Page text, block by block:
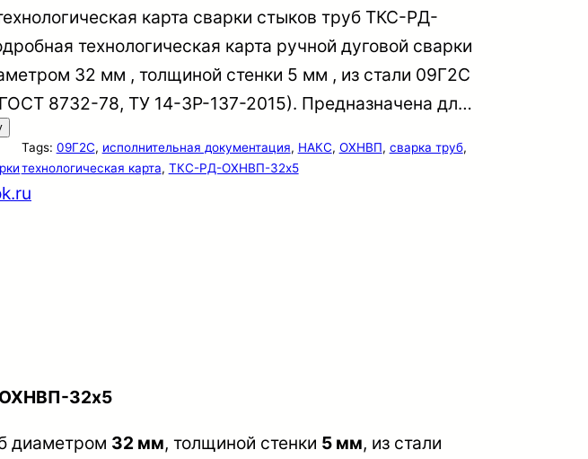
карта сварки стыков труб ТКС-РД-
технологическая карта ручной дуговой сварки
32 мм , толщиной стенки 5 мм , из стали 09Г2С
8732-78, ТУ 14-3Р-137-2015). Предназначена дл…
Tags: 09Г2С, исполнительная документация, НАКС, ОХНВП, сварка труб
технологическая карта, ТКС-РД-ОХНВП-32х5
ОХНВП-32х5
диаметром 32 мм, толщиной стенки 5 мм, из стали